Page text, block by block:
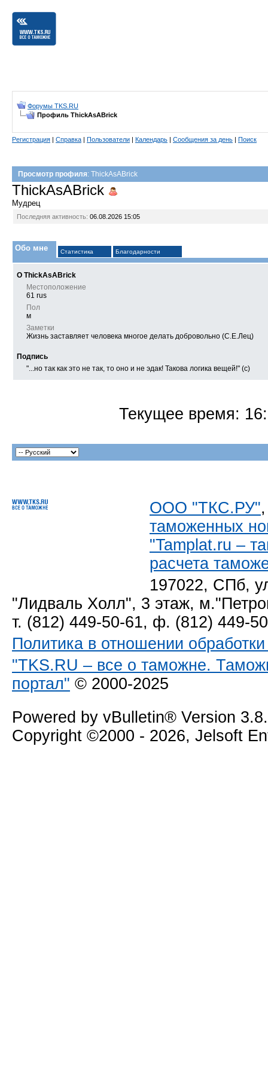
Форумы TKS.RU
Профиль ThickAsABrick
Регистрация | Справка | Пользователи | Календарь | Сообщения за день | Поиск
Просмотр профиля: ThickAsABrick
ThickAsABrick
Мудрец
Последняя активность: 06.08.2026 15:05
Обо мне Статистика Благодарности
О ThickAsABrick
Местоположение
61 rus
Пол
м
Заметки
Жизнь заставляет человека многое делать добровольно (С.Е.Лец)
Подпись
"...но так как это не так, то оно и не эдак! Такова логика вещей!" (с)
Текущее время:
ООО "ТКС.РУ"
таможенных
"Tamplat.ru –
расчета
197022, СПб,
"Лидваль Холл", 3 этаж,
т. (812) 449-50-61, ф. (812) 449-
Политика в отношении
"TKS.RU – все о таможне.
портал" © 2000-2025
Powered by vBulletin® Version
Copyright ©2000 - 2026, Jelsoft